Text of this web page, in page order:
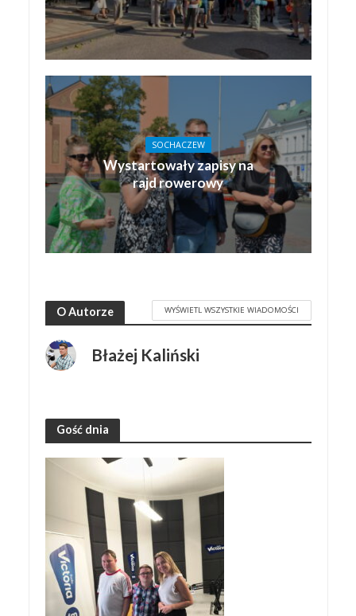
SOCHACZEW
Wystartowały zapisy na
rajd rowerowy
O Autorze WYŚWIETL WSZYSTKIE WIADOMOŚCI
Błażej Kaliński
Gość dnia